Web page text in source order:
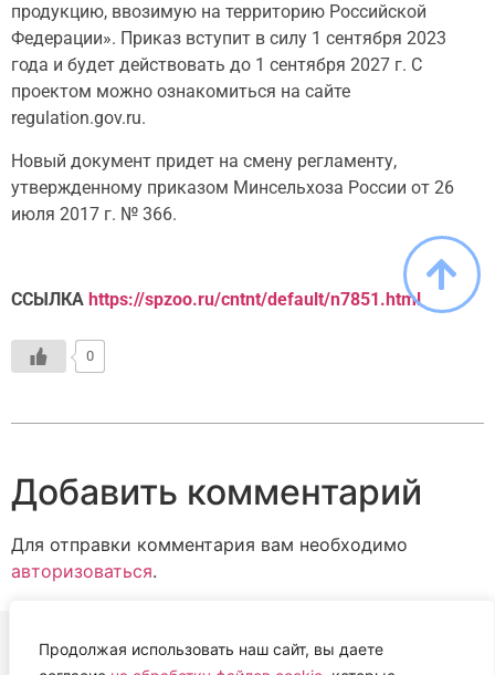
Продолжая использовать наш сайт, вы даете
продукцию, ввозимую на территорию Российской
Федерации». Приказ вступит в силу 1 сентября 2023
года и будет действовать до 1 сентября 2027 г. С
проектом можно ознакомиться на сайте
regulation.gov.ru.
Новый документ придет на смену регламенту,
утвержденному приказом Минсельхоза России от 26
июля 2017 г. № 366.
ССЫЛКА https://spzoo.ru/cntnt/default/n7851.html
0
Добавить комментарий
Для отправки комментария вам необходимо
авторизоваться.